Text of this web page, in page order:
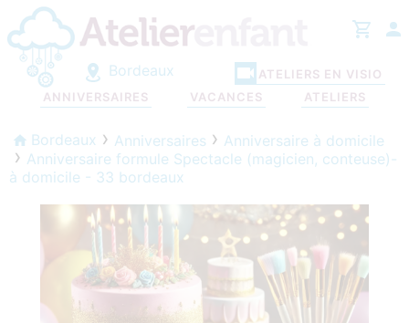
Bordeaux
ANNIVERSAIRES VACANCES ATELIERS
ATELIERS EN VISIO
Bordeaux Anniversaires
Anniversaire à domicile
Anniversaire formule Spectacle (magicien, conteuse)-
à domicile - 33 bordeaux